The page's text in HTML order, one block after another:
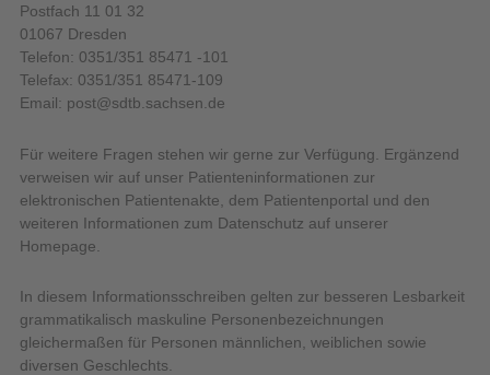
Postfach 11 01 32
01067 Dresden
Telefon: 0351/351 85471 -101
Telefax: 0351/351 85471-109
Email: post@sdtb.sachsen.de
Für weitere Fragen stehen wir gerne zur Verfügung. Ergänzend
verweisen wir auf unser Patienteninformationen zur
elektronischen Patientenakte, dem Patientenportal und den
weiteren Informationen zum Datenschutz auf unserer
Homepage.
In diesem Informationsschreiben gelten zur besseren Lesbarkeit
grammatikalisch maskuline Personenbezeichnungen
gleichermaßen für Personen männlichen, weiblichen sowie
diversen Geschlechts.